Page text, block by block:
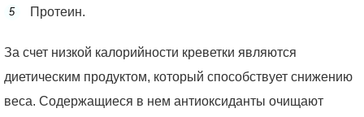
Протеин.
За счет низкой калорийности креветки являются
диетическим продуктом, который способствует снижению
веса. Содержащиеся в нем антиоксиданты очищают